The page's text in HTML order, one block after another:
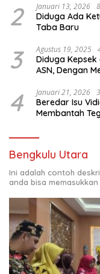
2 Januari 13, 2026
Diduga Ada
Taba Baru
3 Agustus 19, 2025
Diduga
ASN, Dengan
4 Januari 21, 2026
Beredar Isu
Membantah
Bengkulu Utara
Ini adalah contoh
anda bisa